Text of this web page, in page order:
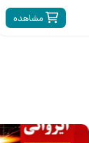
مشاهده